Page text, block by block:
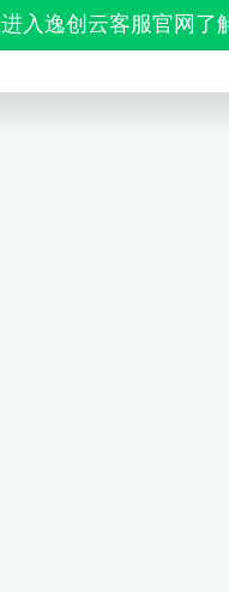
进入逸创云客服官网了